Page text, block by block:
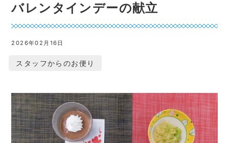
バレンタインデーの献立
2026年02月16日
スタッフからのお便り